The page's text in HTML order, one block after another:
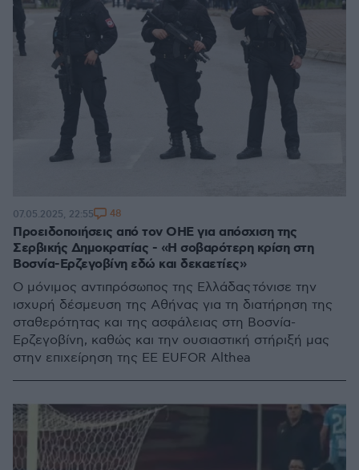
Προειδοποιήσεις από τον ΟΗΕ για απόσχιση της
Σερβικής Δημοκρατίας - «Η σοβαρότερη κρίση στη
Βοσνία-Ερζεγοβίνη εδώ και δεκαετίες»
Ο μόνιμος αντιπρόσωπος της Ελλάδας τόνισε την
ισχυρή δέσμευση της Αθήνας για τη διατήρηση της
σταθερότητας και της ασφάλειας στη Βοσνία-
Ερζεγοβίνη, καθώς και την ουσιαστική στήριξή μας
στην επιχείρηση της ΕΕ EUFOR Althea
07.05.2025, 22:55 48